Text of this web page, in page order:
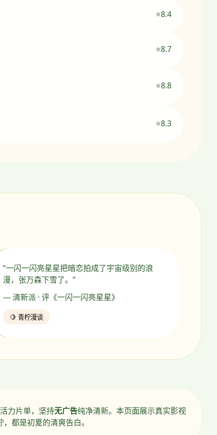
⭐8.4
⭐8.7
⭐8.8
⭐8.3
“一闪一闪亮星星把暗恋拍成了宇宙级别的浪
漫，张万森下雪了。”
— 清新派 · 评《一闪一闪亮星星》
🍋 青柠漫谈
活力片单，坚持无广告纯净清新。本页面展示真实影视
都是初夏的清爽告白。